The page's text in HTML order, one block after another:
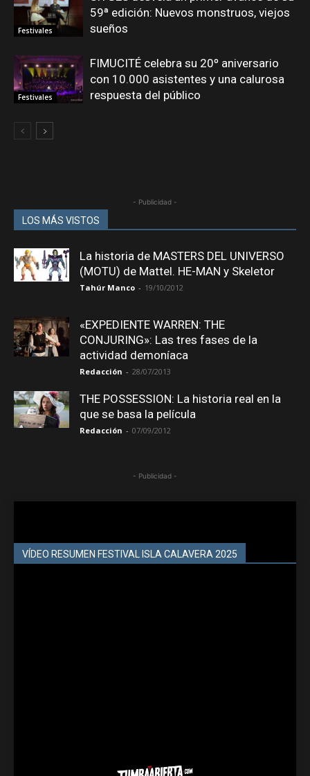
Festivales
59ª edición: Nuevos monstruos, viejos
sueños
Festivales
FIMUCITÉ celebra su 20º aniversario
con 10.000 asistentes y una calurosa
respuesta del público
- Publicidad -
LOS MÁS VISTOS
La historia de MASTERS DEL UNIVERSO
(MOTU) de Mattel. HE-MAN y Skeletor
Tahúr Manco - 19/10/2012
«EXPEDIENTE WARREN: THE
CONJURING»: Las tres fases de la
actividad demoníaca
Redacción - 28/07/2013
THE POSSESSION: La historia real en la
que se basa la película
Redacción - 07/09/2012
- Publicidad -
VÍDEO RESUMEN FESTIVAL ISLA CALAVERA 2025